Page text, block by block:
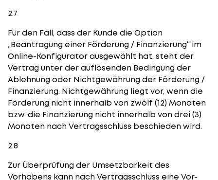
2.7
Für den Fall, dass der Kunde die Option
„Beantragung einer Förderung / Finanzierung“ im
Online-Konfigurator ausgewählt hat, steht der
Vertrag unter der auflösenden Bedingung der
Ablehnung oder Nichtgewährung der Förderung /
Finanzierung. Nichtgewährung liegt vor, wenn die
Förderung nicht innerhalb von zwölf (12) Monaten
bzw. die Finanzierung nicht innerhalb von drei (3)
Monaten nach Vertragsschluss beschieden wird.
2.8
Zur Überprüfung der Umsetzbarkeit des
Vorhabens kann nach Vertragsschluss eine Vor-